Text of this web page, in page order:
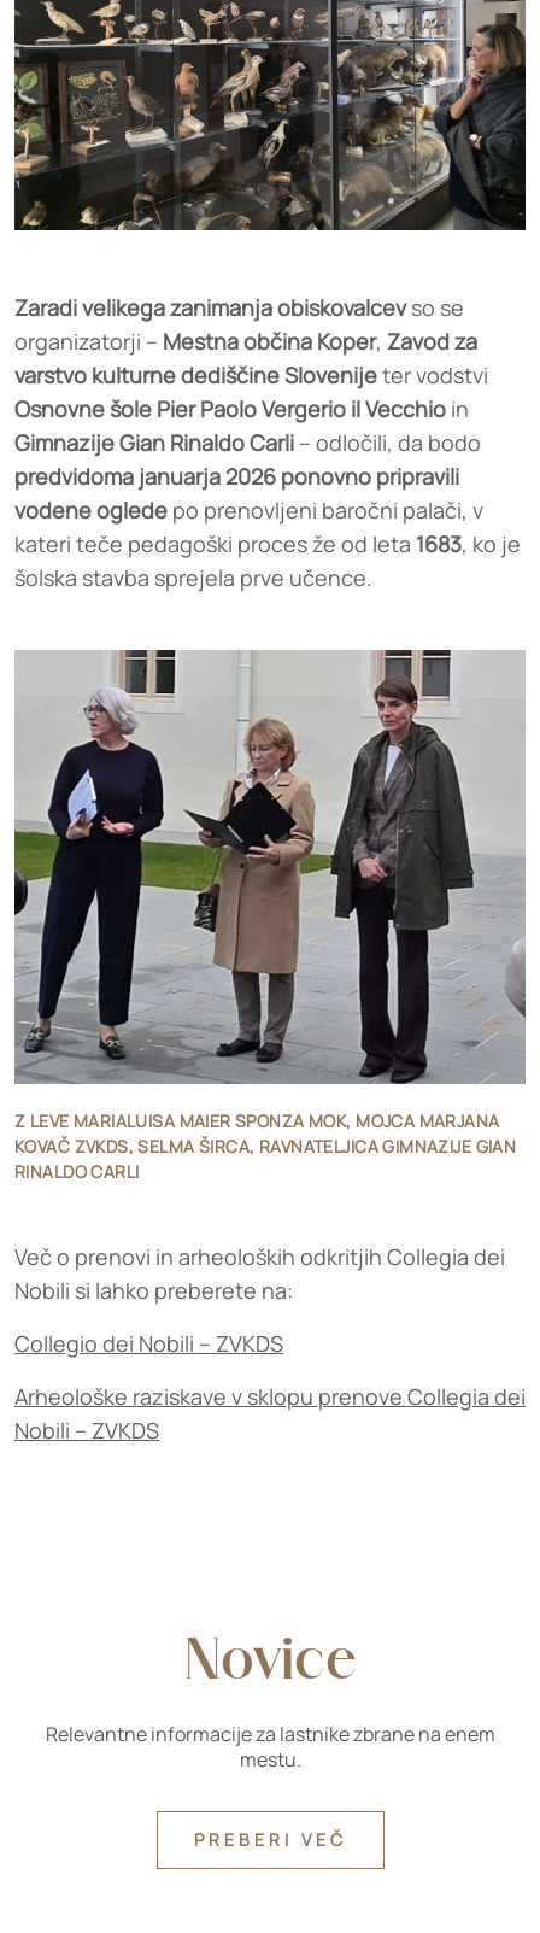
Zaradi velikega zanimanja obiskovalcevso se
organizatorji – Mestna občina Koper, Zavod za
varstvo kulturne dediščine Slovenijeter vodstvi
Osnovne šole Pier Paolo Vergerio il Vecchio in
Gimnazije Gian Rinaldo Carli – odločili, da bodo
predvidoma januarja 2026 ponovno pripravili
vodene oglede po prenovljeni baročni palači, v
kateri teče pedagoški proces že od leta 1683, ko je
šolska stavba sprejela prve učence.
Z LEVE MARIALUISA MAIER SPONZA MOK, MOJCA MARJANA
KOVAČ ZVKDS, SELMA ŠIRCA, RAVNATELJICA GIMNAZIJE GIAN
RINALDO CARLI
Več o prenovi in arheoloških odkritjih Collegia dei
Nobili si lahko preberete na:
Collegio dei Nobili – ZVKDS
Arheološke raziskave v sklopu prenove Collegia dei
Nobili – ZVKDS
Novice
Relevantne informacije za lastnike zbrane na enem
mestu.
PREBERI VEČ